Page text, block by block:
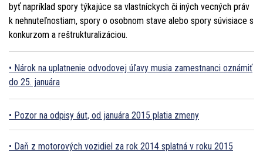
byť napríklad spory týkajúce sa vlastníckych či iných vecných práv
k nehnuteľnostiam, spory o osobnom stave alebo spory súvisiace s
konkurzom a reštrukturalizáciou.
Nárok na uplatnenie odvodovej úľavy musia zamestnanci oznámiť
do 25. januára
Pozor na odpisy áut, od januára 2015 platia zmeny
Daň z motorových vozidiel za rok 2014 splatná v roku 2015